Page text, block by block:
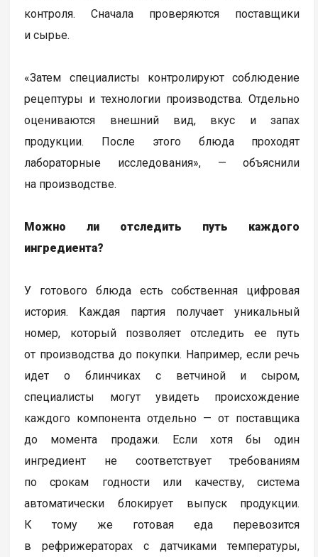
контроля. Сначала проверяются поставщики
и сырье.
«Затем специалисты контролируют соблюдение
рецептуры и технологии производства. Отдельно
оцениваются внешний вид, вкус и запах
продукции. После этого блюда проходят
лабораторные исследования», — объяснили
на производстве.
Можно ли отследить путь каждого
ингредиента?
У готового блюда есть собственная цифровая
история. Каждая партия получает уникальный
номер, который позволяет отследить ее путь
от производства до покупки. Например, если речь
идет о блинчиках с ветчиной и сыром,
специалисты могут увидеть происхождение
каждого компонента отдельно — от поставщика
до момента продажи. Если хотя бы один
ингредиент не соответствует требованиям
по срокам годности или качеству, система
автоматически блокирует выпуск продукции.
К тому же готовая еда перевозится
в рефрижераторах с датчиками температуры,